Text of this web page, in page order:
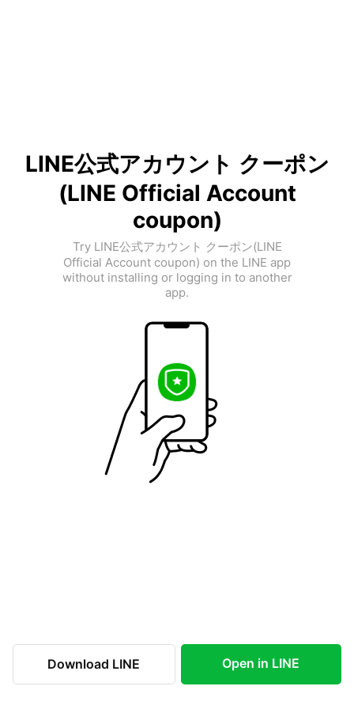
LINE公式アカウント クーポン
(LINE Official Account
coupon)
Try LINE公式アカウント クーポン(LINE
Official Account coupon) on the LINE app
without installing or logging in to another
app.
Download LINE Open in LINE